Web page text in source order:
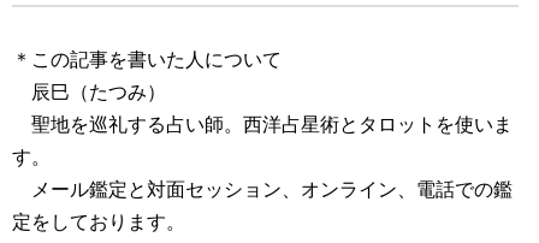
＊この記事を書いた人について
辰巳（たつみ）
聖地を巡礼する占い師。西洋占星術とタロットを使いま
す。
メール鑑定と対面セッション、オンライン、電話での鑑
定をしております。